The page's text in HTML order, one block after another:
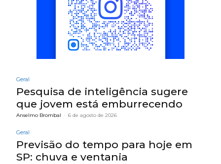
Geral
Pesquisa de inteligência sugere
que jovem está emburrecendo
Anselmo Brombal - 6 de agosto de 2026
Geral
Previsão do tempo para hoje em
SP: chuva e ventania